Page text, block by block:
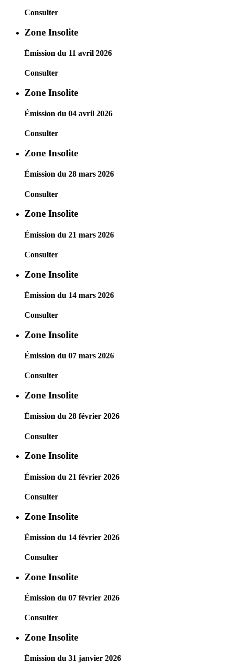
Consulter
Zone Insolite
Émission du 11 avril 2026
Consulter
Zone Insolite
Émission du 04 avril 2026
Consulter
Zone Insolite
Émission du 28 mars 2026
Consulter
Zone Insolite
Émission du 21 mars 2026
Consulter
Zone Insolite
Émission du 14 mars 2026
Consulter
Zone Insolite
Émission du 07 mars 2026
Consulter
Zone Insolite
Émission du 28 février 2026
Consulter
Zone Insolite
Émission du 21 février 2026
Consulter
Zone Insolite
Émission du 14 février 2026
Consulter
Zone Insolite
Émission du 07 février 2026
Consulter
Zone Insolite
Émission du 31 janvier 2026